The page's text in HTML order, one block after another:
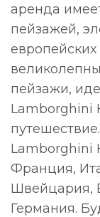
аренда
пейзажей,
пейзажи,
Lamborghini
Lamborghini
Франция,
Швейцария,
Германия.